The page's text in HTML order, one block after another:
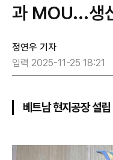
과 MOU...생
정연우 기자
입력 2025-11-25 18:21
베트남 현지공장 설